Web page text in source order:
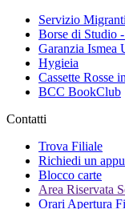
Servizio Migranti
Borse di Studio
Garanzia Ismea
Hygieia
Cassette Rosse
BCC BookClub
Contatti
Trova Filiale
Richiedi un
Blocco carte
Area Riservata
Orari Apertura